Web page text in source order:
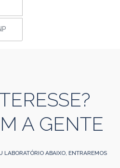
A GENTE
LABORATÓRIO ABAIXO, ENTRAREMOS